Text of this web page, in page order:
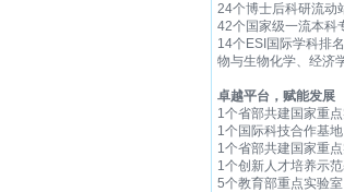
24个博士后科研流动
42个国家级一流本科
14个ESI国际学科排
物与生物化学、经济
卓越平台，赋能发展
1个省部共建国家重
1个国际科技合作基地
1个省部共建国家重
1个创新人才培养示
5个教育部重点实验室